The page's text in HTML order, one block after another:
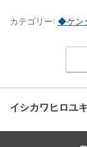
カテゴリー: ◆ケン
イシカワヒロユ